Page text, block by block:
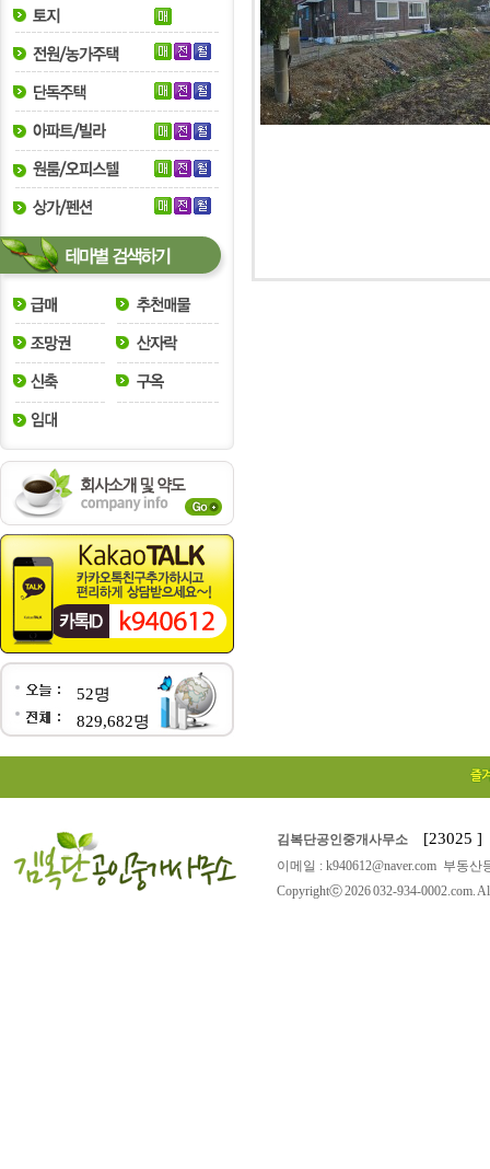
52명
829,682명
김복단공인중개사무소 [23025 ]
이메일 : k940612@naver.com 부동
Copyrightⓒ 2026 032-934-0002.com.